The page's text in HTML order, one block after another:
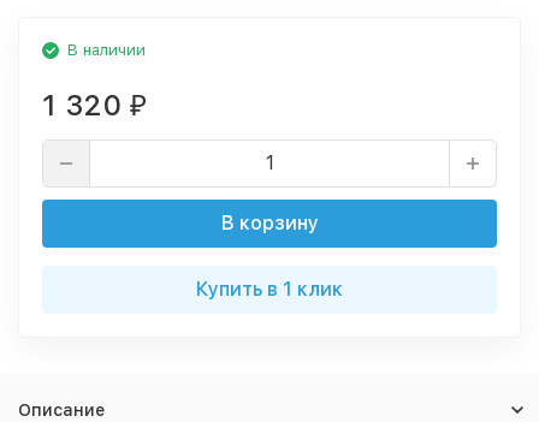
В наличии
1 320 ₽
В корзину
Купить в 1 клик
Описание